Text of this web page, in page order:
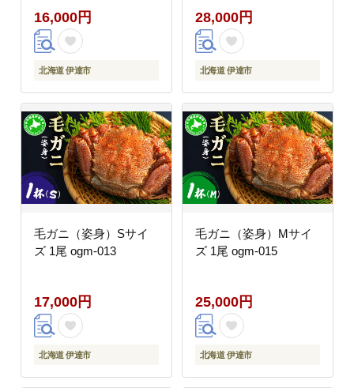
16,000円
北海道 伊達市
28,000円
北海道 伊達市
毛ガニ（姿身）Sサイ
ズ 1尾 ogm-013
17,000円
北海道 伊達市
毛ガニ（姿身）Mサイ
ズ 1尾 ogm-015
25,000円
北海道 伊達市